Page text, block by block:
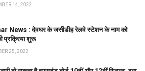
14, 2022
News : देवघर के जसीडीह रेलवे स्टेशन के नाम को
प्रक्रिया शुरू
25, 2022